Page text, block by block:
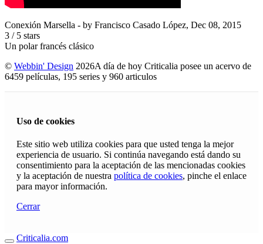
Conexión Marsella - by Francisco Casado López, Dec 08, 2015
3 / 5 stars
Un polar francés clásico
© Webbin' Design 2026A día de hoy Criticalia posee un acervo de
6459 películas, 195 series y 960 articulos
Uso de cookies
Este sitio web utiliza cookies para que usted tenga la mejor
experiencia de usuario. Si continúa navegando está dando su
consentimiento para la aceptación de las mencionadas cookies
y la aceptación de nuestra política de cookies, pinche el enlace
para mayor información.
Cerrar
Criticalia.com